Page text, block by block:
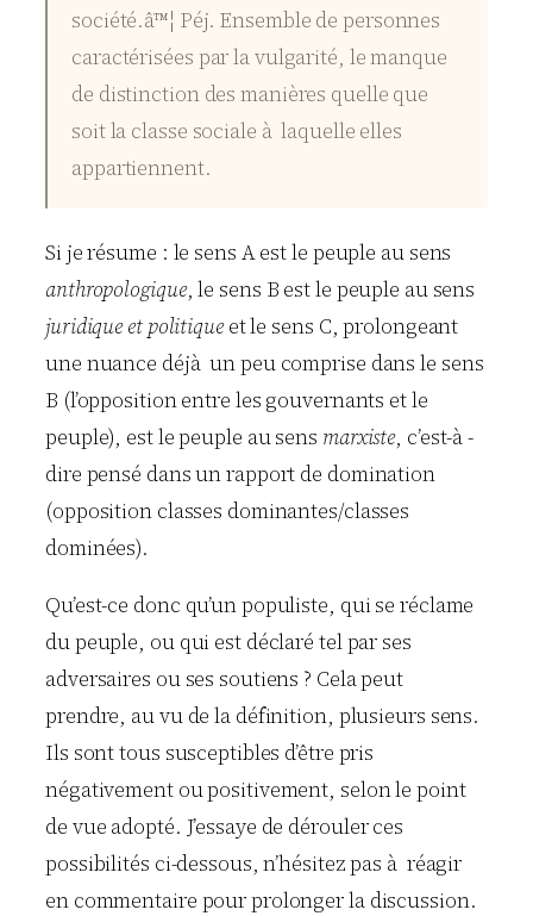
société.â™¦ Péj. Ensemble de personnes
caractérisées par la vulgarité, le manque
de distinction des manières quelle que
soit la classe sociale à laquelle elles
appartiennent.
Si je résume : le sens A est le peuple au sens
anthropologique, le sens B est le peuple au sens
juridique et politiqueet le sens C, prolongeant
une nuance déjà un peu comprise dans le sens
B (l’opposition entre les gouvernants et le
peuple), est le peuple au sens marxiste, c’est-à -
dire pensé dans un rapport de domination
(opposition classes dominantes/classes
dominées).
Qu’est-ce donc qu’un populiste, qui se réclame
du peuple, ou qui est déclaré tel par ses
adversaires ou ses soutiens ? Cela peut
prendre, au vu de la définition, plusieurs sens.
Ils sont tous susceptibles d’être pris
négativement ou positivement, selon le point
de vue adopté. J’essaye de dérouler ces
possibilités ci-dessous, n’hésitez pas à réagir
en commentaire pour prolonger la discussion.